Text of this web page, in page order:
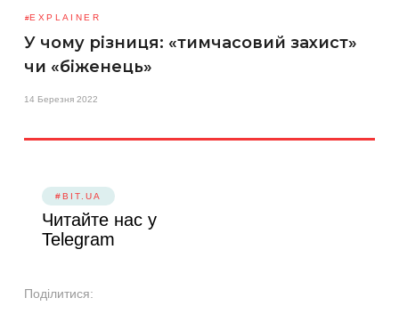
EXPLAINER
У чому різниця: «тимчасовий захист»
чи «біженець»
14 Березня 2022
#BIT.UA
Читайте нас у
Telegram
Поділитися: